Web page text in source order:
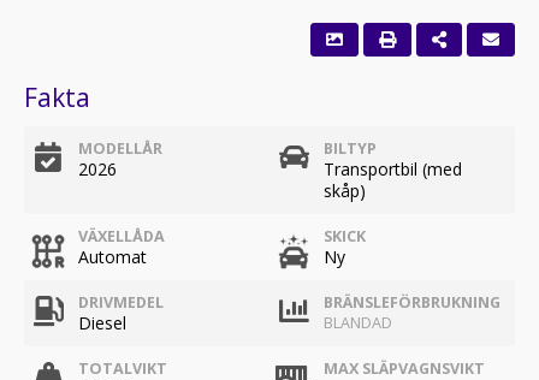
Fakta
MODELLÅR
2026
BILTYP
Transportbil (med
skåp)
VÄXELLÅDA
Automat
SKICK
Ny
DRIVMEDEL
Diesel
BRÄNSLEFÖRBRUKNING
BLANDAD
TOTALVIKT MAX SLÄPVAGNSVIKT